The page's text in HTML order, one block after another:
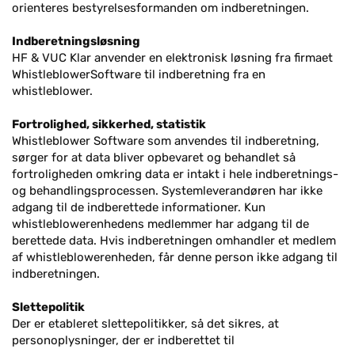
orienteres bestyrelsesformanden om indberetningen.
Indberetningsløsning
HF & VUC Klar anvender en elektronisk løsning fra firmaet
WhistleblowerSoftware til indberetning fra en
whistleblower.
Fortrolighed, sikkerhed, statistik
Whistleblower Software som anvendes til indberetning,
sørger for at data bliver opbevaret og behandlet så
fortroligheden omkring data er intakt i hele indberetnings-
og behandlingsprocessen. Systemleverandøren har ikke
adgang til de indberettede informationer. Kun
whistleblowerenhedens medlemmer har adgang til de
berettede data. Hvis indberetningen omhandler et medlem
af whistleblowerenheden, får denne person ikke adgang til
indberetningen.
Slettepolitik
Der er etableret slettepolitikker, så det sikres, at
personoplysninger, der er indberettet til